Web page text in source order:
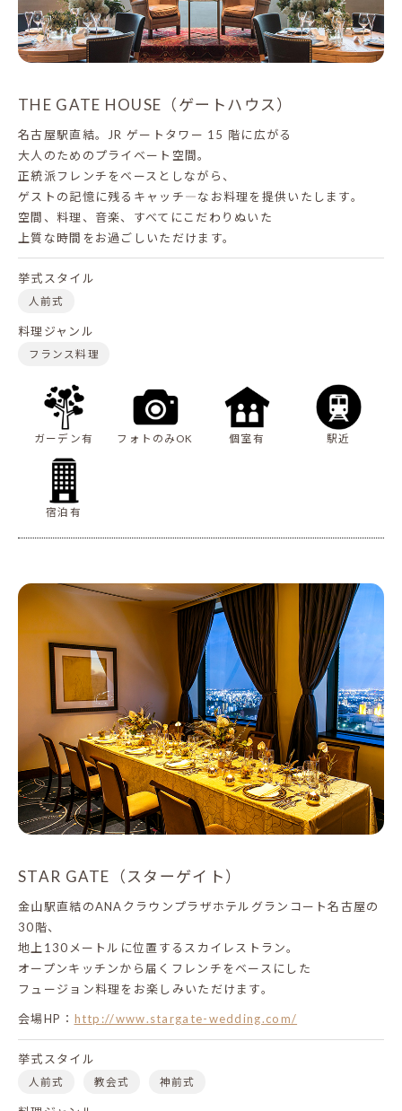
THE GATE HOUSE（ゲートハウス）
名古屋駅直結。JR ゲートタワー 15 階に広がる
大人のためのプライベート空間。
正統派フレンチをベースとしながら、
ゲストの記憶に残るキャッチ―なお料理を提供いたします。
空間、料理、音楽、すべてにこだわりぬいた
上質な時間をお過ごしいただけます。
挙式スタイル
人前式
料理ジャンル
フランス料理
ガーデン有 フォトのみOK 個室有 駅近
宿泊有
STAR GATE（スターゲイト）
金山駅直結のANAクラウンプラザホテルグランコート名古屋の
30階、
地上130メートルに位置するスカイレストラン。
オープンキッチンから届くフレンチをベースにした
フュージョン料理をお楽しみいただけます。
会場HP： http://www.stargate-wedding.com/
挙式スタイル
人前式 教会式 神前式